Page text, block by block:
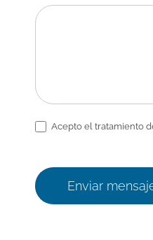
Acepto el tratamiento
Enviar